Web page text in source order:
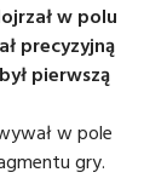
w polu
precyzyjną
pierwszą
w pole
gry.